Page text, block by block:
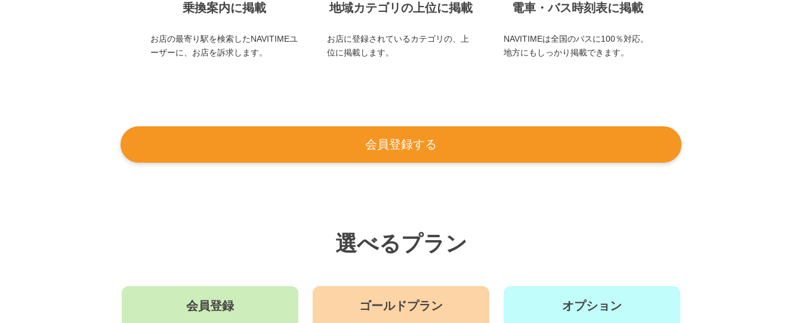
乗換案内に掲載
お店の最寄り駅を検索したNAVITIMEユ
ーザーに、お店を訴求します。
地域カテゴリの上位に掲載
お店に登録されているカテゴリの、上
位に掲載します。
電車・バス時刻表に掲載
NAVITIMEは全国のバスに100％対応。
地方にもしっかり掲載できます。
会員登録する
選べるプラン
会員登録 ゴールドプラン オプション